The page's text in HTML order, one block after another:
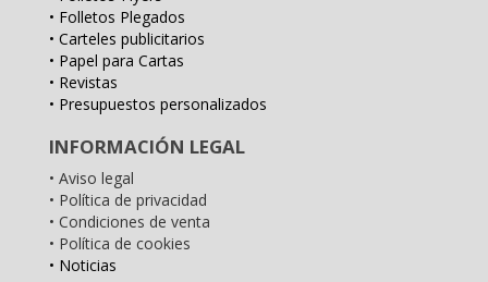
• Folletos Plegados
• Carteles publicitarios
• Papel para Cartas
• Revistas
• Presupuestos personalizados
INFORMACIÓN LEGAL
• Aviso legal
• Política de privacidad
• Condiciones de venta
• Política de cookies
• Noticias